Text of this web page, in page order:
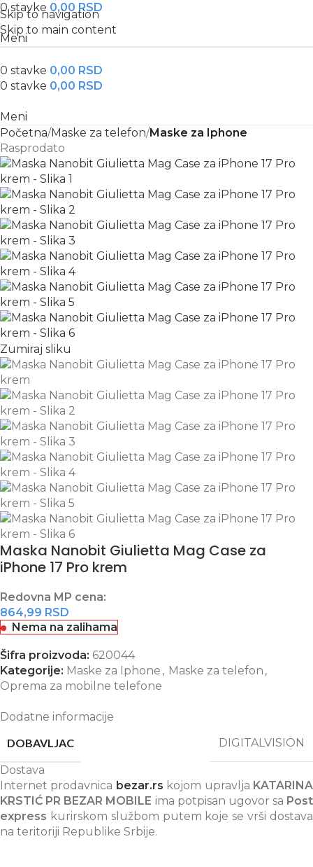
Skip to navigation
Skip to main content
0stavke 0,00 RSD
Meni
0 stavke 0,00 RSD
0 stavke 0,00 RSD
Meni
Početna Maske za telefon Maske za Iphone
Rasprodato
Zumiraj sliku
Maska Nanobit Giulietta Mag Case za
iPhone 17 Pro krem
Redovna MP cena:
864,99 RSD
Nema na zalihama
Šifra proizvoda: 620044
Kategorije: Maske za Iphone , Maske za telefon ,
Oprema za mobilne telefone
Dodatne informacije
DOBAVLJAC
DIGITALVISION
Dostava
Internet prodavnica bezar.rs kojom upravlja KATARINA
KRSTIĆ PR BEZAR MOBILE ima potpisan ugovor sa Post
express kurirskom službom putem koje se vrši dostava
na teritoriji Republike Srbije.